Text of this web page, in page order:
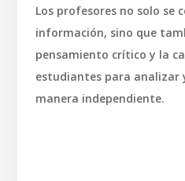
Los profesores no solo
información, sino que
pensamiento crítico y la
estudiantes para analizar
manera independiente.